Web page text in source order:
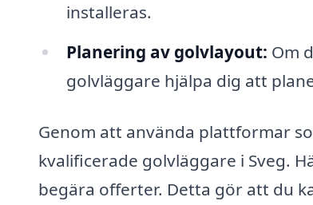
installeras.
Planering av golvlayout: Om
golvläggare hjälpa dig att
Genom att använda plattformar
kvalificerade golvläggare i Sveg.
begära offerter. Detta gör att du